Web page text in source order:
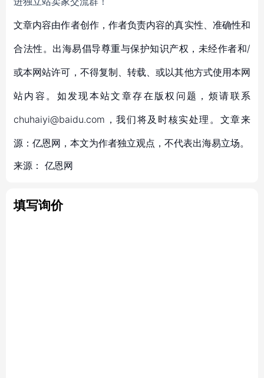
文章内容由作者创作，作者负责内容的真实性、准确性和
合法性。出海易倡导尊重与保护知识产权，未经作者和/
或本网站许可，不得复制、转载、或以其他方式使用本网
站内容。如发现本站文章存在版权问题，烦请联系
chuhaiyi@baidu.com，我们将及时核实处理。文章来
源：亿恩网，本文为作者独立观点，不代表出海易立场。
来源： 亿恩网
填写询价